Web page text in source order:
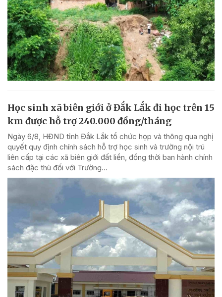
Học sinh xã biên giới ở Đắk Lắk đi học trên 15
km được hỗ trợ 240.000 đồng/tháng
Ngày 6/8, HĐND tỉnh Đắk Lắk tổ chức họp và thông qua nghị
quyết quy định chính sách hỗ trợ học sinh và trường nội trú
liên cấp tại các xã biên giới đất liền, đồng thời ban hành chính
sách đặc thù đối với Trường...